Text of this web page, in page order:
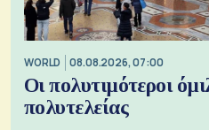
WORLD 08.08.2026, 07:00
Οι πολυτιμότεροι
πολυτελείας